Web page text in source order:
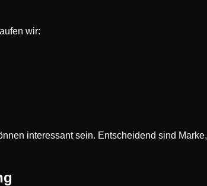
wir:
interessant sein. Entscheidend sind Marke,